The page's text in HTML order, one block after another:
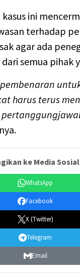
ini
terhadap
agar ada
semua pihak
harus terus
ke Media Sosial
WhatsApp
Facebook
X (Twitter)
Telegram
Email